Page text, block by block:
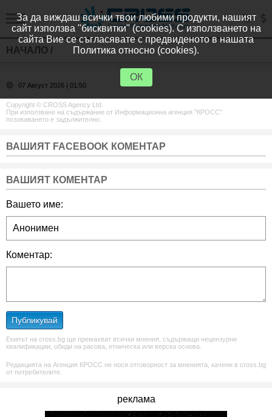
НАЧАЛО /
07 Август 2026 | 01:50
Copyright © CROSS Agency Ltd.
При използване на съдържание от Информационна агенция "КРОСС"
позоваването е задължително.
ВАШИЯТ FACEBOOK КОМЕНТАР
ВАШИЯТ КОМЕНТАР
Вашето име:
Коментар:
Публикувай
Екипът на cross.bg ще премахват всички мнения, съдържащи нецензурни
квалификации, обиди на расова, етническа или верска основа.
Редакцията на Агенция КРОСС не носи отговорност за мненията, качени в cross.bg
от потребителите.
реклама
За да виждаш всички твои любими продукти, нашият
сайт използва "бисквитки" (cookies). С използването на
сайта Вие се съгласявате с предвиденото в нашата
Политика относно (cookies).
ОК